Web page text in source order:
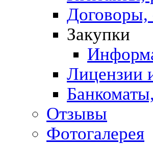
Договоры,
Закупки
Лицензии
Отзывы
Фотогалерея